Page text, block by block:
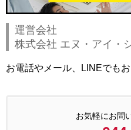
運営会社
株式会社 エヌ・アイ・
お電話やメール、LINEでも
お気軽にお問